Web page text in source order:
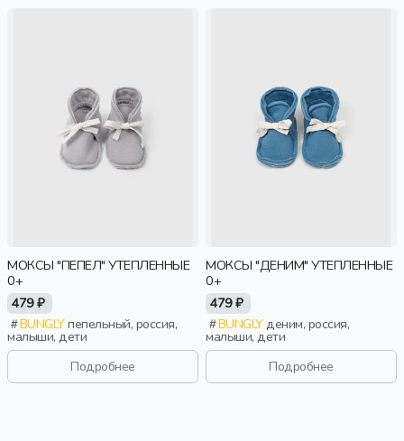
МОКСЫ "ПЕПЕЛ" УТЕПЛЕННЫЕ
0+
479 ₽
BUNGLYпепельный, россия,
малыши, дети
Подробнее
МОКСЫ "ДЕНИМ" УТЕПЛЕННЫЕ
0+
479 ₽
BUNGLYденим, россия,
малыши, дети
Подробнее